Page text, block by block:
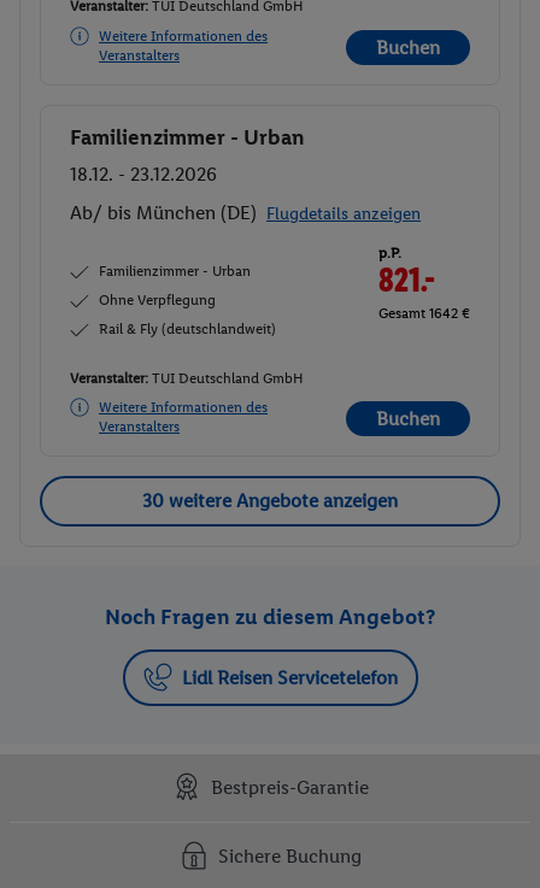
Veranstalter: TUI Deutschland GmbH
Weitere Informationen des
Veranstalters
Buchen
Buchen
Familienzimmer - Urban
18.12. - 23.12.2026
Ab/ bis München (DE) Flugdetails anzeigen
Familienzimmer - Urban
Ohne Verpflegung
Rail & Fly (deutschlandweit)
p.P.
821.-
Gesamt 1642 €
Veranstalter: TUI Deutschland GmbH
Weitere Informationen des
Veranstalters
Buchen
30 weitere Angebote anzeigen
Noch Fragen zu diesem Angebot?
Lidl Reisen Servicetelefon
Bestpreis-Garantie
Sichere Buchung